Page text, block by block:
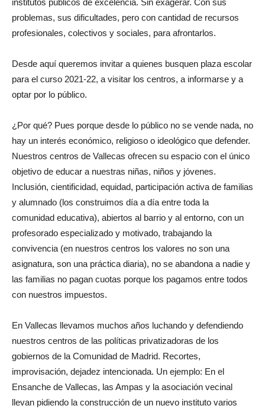
institutos públicos de excelencia. Sin exagerar. Con sus
problemas, sus dificultades, pero con cantidad de recursos
profesionales, colectivos y sociales, para afrontarlos.
Desde aquí queremos invitar a quienes busquen plaza escolar
para el curso 2021-22, a visitar los centros, a informarse y a
optar por lo público.
¿Por qué? Pues porque desde lo público no se vende nada, no
hay un interés económico, religioso o ideológico que defender.
Nuestros centros de Vallecas ofrecen su espacio con el único
objetivo de educar a nuestras niñas, niños y jóvenes.
Inclusión, cientificidad, equidad, participación activa de familias
y alumnado (los construimos día a día entre toda la
comunidad educativa), abiertos al barrio y al entorno, con un
profesorado especializado y motivado, trabajando la
convivencia (en nuestros centros los valores no son una
asignatura, son una práctica diaria), no se abandona a nadie y
las familias no pagan cuotas porque los pagamos entre todos
con nuestros impuestos.
En Vallecas llevamos muchos años luchando y defendiendo
nuestros centros de las políticas privatizadoras de los
gobiernos de la Comunidad de Madrid. Recortes,
improvisación, dejadez intencionada. Un ejemplo: En el
Ensanche de Vallecas, las Ampas y la asociación vecinal
llevan pidiendo la construcción de un nuevo instituto varios